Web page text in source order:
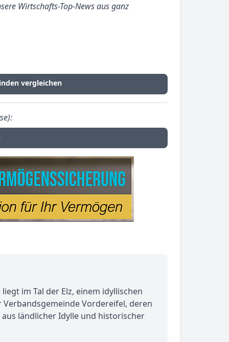
Wirtschafts-Top-News aus ganz
vergleichen
im Tal der Elz, einem idyllischen
Vordereifel, deren
ländlicher Idylle und historischer